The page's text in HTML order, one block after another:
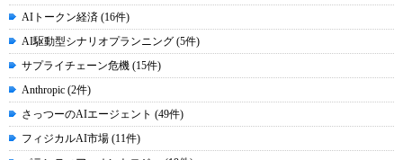
AIトークン経済 (16件)
AI駆動型シナリオプランニング (5件)
サプライチェーン危機 (15件)
Anthropic (2件)
さっつーのAIエージェント (49件)
フィジカルAI市場 (11件)